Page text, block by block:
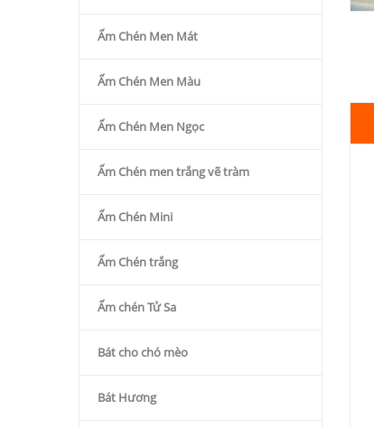
Ấm Chén Men Mát
Ấm Chén Men Màu
Ấm Chén Men Ngọc
Ấm Chén men trắng vẽ tràm
Ấm Chén Mini
Ấm Chén trắng
Ấm chén Tử Sa
Bát cho chó mèo
Bát Hương